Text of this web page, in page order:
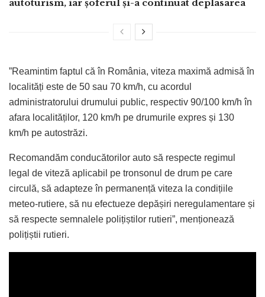
autoturism, iar șoferul și-a continuat deplasarea
”Reamintim faptul că în România, viteza maximă admisă în
localități este de 50 sau 70 km/h, cu acordul
administratorului drumului public, respectiv 90/100 km/h în
afara localităților, 120 km/h pe drumurile expres și 130
km/h pe autostrăzi.
Recomandăm conducătorilor auto să respecte regimul
legal de viteză aplicabil pe tronsonul de drum pe care
circulă, să adapteze în permanență viteza la condițiile
meteo-rutiere, să nu efectueze depășiri neregulamentare și
să respecte semnalele polițiștilor rutieri”, menționează
polițiștii rutieri.